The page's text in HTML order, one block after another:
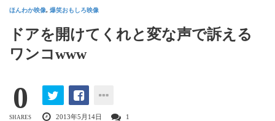
ほんわか映像, 爆笑おもしろ映像
ドアを開けてくれと変な声で訴える
ワンコwww
0
SHARES 2013年5月14日 1